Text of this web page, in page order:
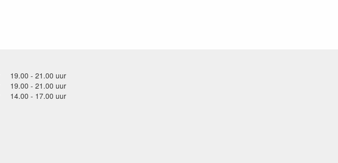
19.00 - 21.00 uur
19.00 - 21.00 uur
14.00 - 17.00 uur